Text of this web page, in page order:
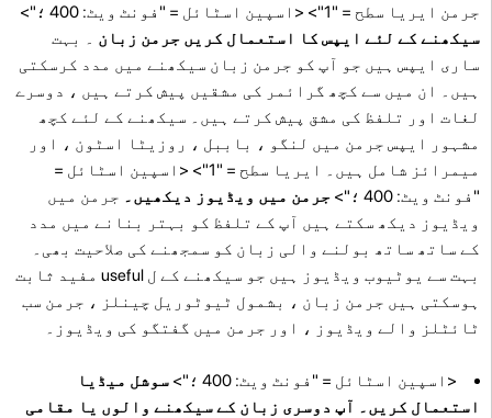
جرمن ایریا سطح = "1"> <اسپین اسٹائل = "فونٹ ویٹ: 400 ؛">
سیکھنے کے لئے ایپس کا استعمال کریں جرمن زبان
۔ بہت
ساری ایپس ہیں جو آپ کو جرمن زبان سیکھنے میں مدد کرسکتی
ہیں۔ ان میں سے کچھ گرائمر کی مشقیں پیش کرتے ہیں ، دوسرے
لغات اور تلفظ کی مشق پیش کرتے ہیں۔ سیکھنے کے لئے کچھ
مشہور ایپس جرمن میں لنگو ، باببل ، روزیٹا اسٹون ، اور
میمرائز شامل ہیں۔ ایریا سطح = "1"> <اسپین اسٹائل =
"فونٹ ویٹ: 400 ؛">
جرمن میں ویڈیوز دیکھیں۔ جرمن میں
ویڈیوز دیکھ سکتے ہیں آپ کے تلفظ کو بہتر بنانے میں مدد
کے ساتھ ساتھ بولنے والی زبان کو سمجھنے کی صلاحیت بھی۔
بہت سے یوٹیوب ویڈیوز ہیں جو سیکھنے کے ل useful مفید ثابت
ہوسکتی ہیں جرمن زبان ، بشمول ٹیوٹوریل چینلز ، جرمن سب
ٹائٹلز والے ویڈیوز ، اور جرمن میں گفتگو کی ویڈیوز۔
<اسپین اسٹائل = "فونٹ ویٹ: 400 ؛">
سوشل میڈیا
استعمال کریں۔ آپ دوسری زبان کے سیکھنے والوں یا مقامی